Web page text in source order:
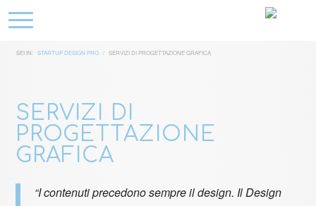
SEI IN: STARTUP DESIGN PRO / SERVIZI DI PROGETTAZIONE GRAFICA
SERVIZI DI
PROGETTAZIONE
GRAFICA
“I contenuti precedono sempre il design. Il Design